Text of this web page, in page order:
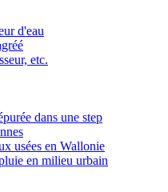
d'eau
etc.
dans une step
usées en Wallonie
en milieu urbain